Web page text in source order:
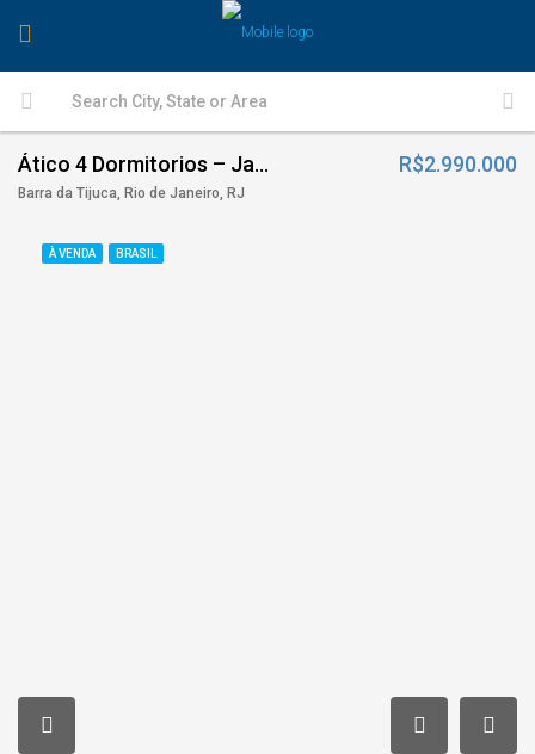
Ático 4 Dormitorios – Jardim Oceânico
Barra da Tijuca, Rio de Janeiro, RJ
R$2.990.000
À VENDA BRASIL